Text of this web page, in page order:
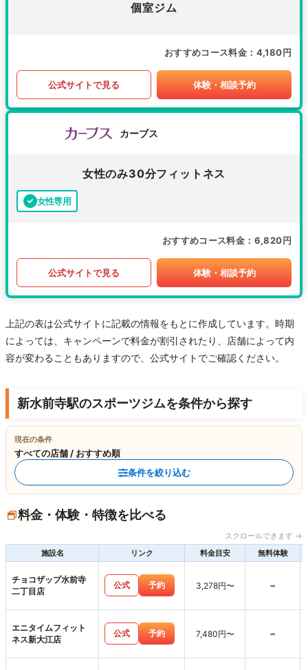
個室ジム
おすすめコース料金 4,180円
公式サイトで見る 体験・相談予約
カーブス
女性のみ30分フィットネス
女性専用
おすすめコース料金 6,820円
公式サイトで見る 体験・相談予約
上記の表は公式サイトに記載の情報をもとに作成しています。時期
によっては、キャンペーンで料金が割引されたり、店舗によって内
容が変わることもありますので、公式サイトでご確認ください。
新水前寺駅のスポーツジムを条件から探す
現在の条件
すべての店舗 / おすすめ順
条件を絞り込む
料金・体験・特徴を比べる
スクロールできます →
施設名
リンク 料金目安 無料体験
チョコザップ水前寺
二丁目店
公式 予約 3,278円〜 -
エニタイムフィット
ネス新大江店
公式 予約 7,480円〜 -